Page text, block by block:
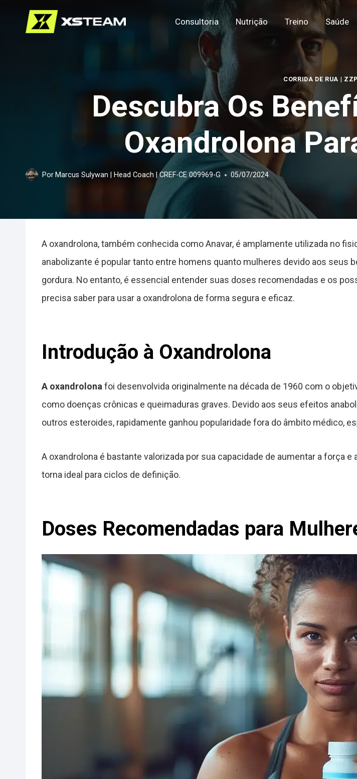
Consultoria Nutrição Treino Saúde
CORRIDA DE RUA |
Descubra Os
Oxandrolona
Por Marcus Sulywan | Head Coach | CREF-CE 009969-G 05/07/2024
A oxandrolona, também conhecida como Anavar, é amplamente utilizada no
anabolizante é popular tanto entre homens quanto mulheres devido aos seus
gordura. No entanto, é essencial entender suas doses recomendadas e os
precisa saber para usar a oxandrolona de forma segura e eficaz.
Introdução à Oxandrolona
A oxandrolona foi desenvolvida originalmente na década de 1960 com o
como doenças crônicas e queimaduras graves. Devido aos seus efeitos
outros esteroides, rapidamente ganhou popularidade fora do âmbito médico,
A oxandrolona é bastante valorizada por sua capacidade de aumentar a força
torna ideal para ciclos de definição.
Doses Recomendadas para